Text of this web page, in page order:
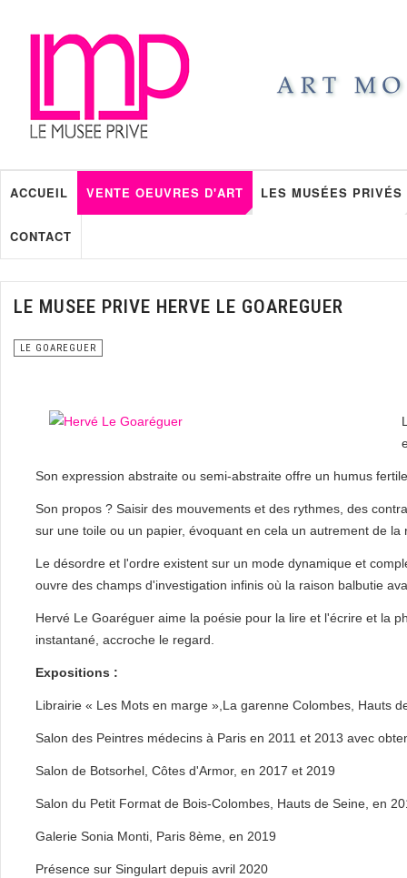
ACCUEIL VENTE OEUVRES D'ART LES MUSÉES PRIVÉS
CONTACT
LE MUSEE PRIVE HERVE LE GOAREGUER
LE GOAREGUER
Son expression abstraite ou semi-abstraite offre un humus
Son propos ? Saisir des mouvements et des rythmes, des
sur une toile ou un papier, évoquant en cela un autrement de la
Le désordre et l'ordre existent sur un mode dynamique et
ouvre des champs d'investigation infinis où la raison balbutie
Hervé Le Goaréguer aime la poésie pour la lire et l'écrire et la
instantané, accroche le regard.
Expositions :
Librairie « Les Mots en marge »,La garenne Colombes, Hauts
Salon des Peintres médecins à Paris en 2011 et 2013 avec
Salon de Botsorhel, Côtes d'Armor, en 2017 et 2019
Salon du Petit Format de Bois-Colombes, Hauts de Seine, en
Galerie Sonia Monti, Paris 8ème, en 2019
Présence sur Singulart depuis avril 2020